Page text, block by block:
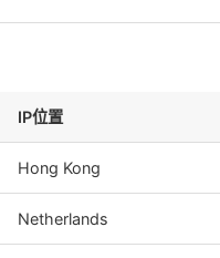
IP位置
Hong Kong
Netherlands